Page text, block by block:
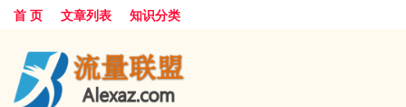
首 页 文章列表 知识分类